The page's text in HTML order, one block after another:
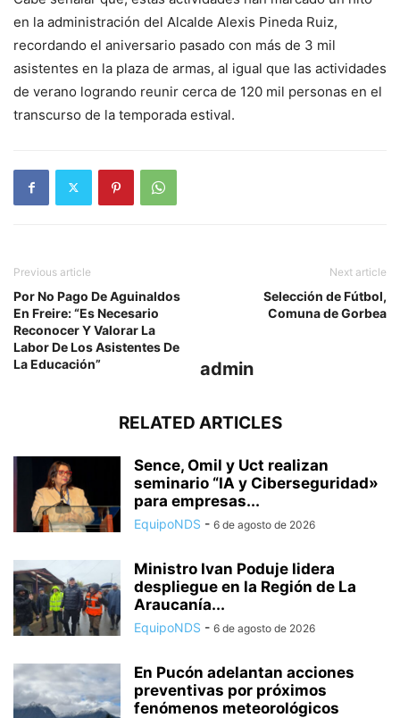
en la administración del Alcalde Alexis Pineda Ruiz,
recordando el aniversario pasado con más de 3 mil
asistentes en la plaza de armas, al igual que las actividades
de verano logrando reunir cerca de 120 mil personas en el
transcurso de la temporada estival.
Previous article
Por No Pago De Aguinaldos
En Freire: “Es Necesario
Reconocer Y Valorar La
Labor De Los Asistentes De
La Educación”
Next article
Selección de Fútbol,
Comuna de Gorbea
admin
RELATED ARTICLES
Sence, Omil y Uct realizan
seminario “IA y Ciberseguridad»
para empresas...
EquipoNDS - 6 de agosto de 2026
Ministro Ivan Poduje lidera
despliegue en la Región de La
Araucanía...
EquipoNDS - 6 de agosto de 2026
En Pucón adelantan acciones
preventivas por próximos
fenómenos meteorológicos